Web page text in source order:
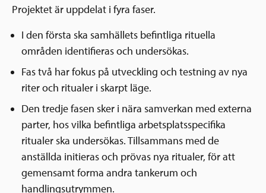
Projektet är uppdelat i fyra faser.
I den första ska samhällets befintliga rituella
områden identifieras och undersökas.
Fas två har fokus på utveckling och testning av nya
riter och ritualer i skarpt läge.
Den tredje fasen sker i nära samverkan med externa
parter, hos vilka befintliga arbetsplatsspecifika
ritualer ska undersökas. Tillsammans med de
anställda initieras och prövas nya ritualer, för att
gemensamt forma andra tankerum och
handlingsutrymmen.